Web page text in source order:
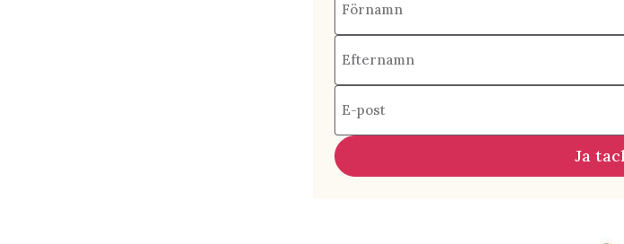
Förnamn
Efternamn
E-post
Ja